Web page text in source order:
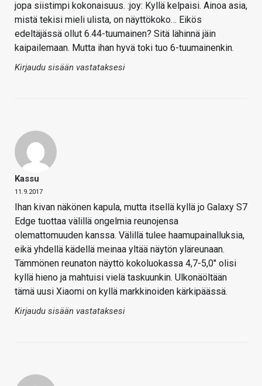
jopa siistimpi kokonaisuus. :joy: Kyllä kelpaisi. Ainoa asia,
mistä tekisi mieli ulista, on näyttökoko… Eikös
edeltäjässä ollut 6.44-tuumainen? Sitä lähinnä jäin
kaipailemaan. Mutta ihan hyvä toki tuo 6-tuumainenkin.
Kirjaudu sisään vastataksesi
Kassu
11.9.2017
Ihan kivan näkönen kapula, mutta itsellä kyllä jo Galaxy S7
Edge tuottaa välillä ongelmia reunojensa
olemattomuuden kanssa. Välillä tulee haamupainalluksia,
eikä yhdellä kädellä meinaa yltää näytön yläreunaan.
Tämmönen reunaton näyttö kokoluokassa 4,7-5,0" olisi
kyllä hieno ja mahtuisi vielä taskuunkin. Ulkonäöltään
tämä uusi Xiaomi on kyllä markkinoiden kärkipäässä.
Kirjaudu sisään vastataksesi